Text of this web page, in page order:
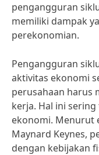
pengangguran
memiliki dampak
perekonomian.
Pengangguran
aktivitas ekonomi
perusahaan harus
kerja. Hal ini
ekonomi. Menurut
Maynard Keynes,
dengan kebijakan